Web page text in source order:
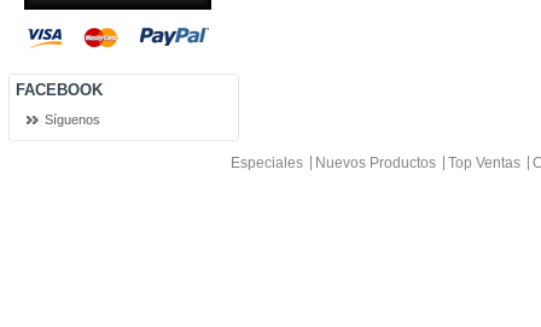
FACEBOOK
Síguenos
Especiales Nuevos Productos Top Ventas